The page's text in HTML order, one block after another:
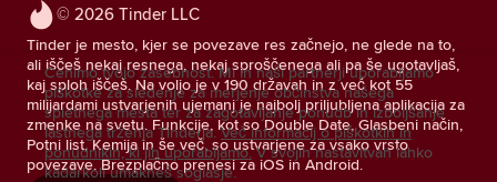
© 2026 Tinder LLC
Tinder je mesto, kjer se povezave res začnejo, ne glede na to,
ali iščeš nekaj resnega, nekaj sproščenega ali pa še ugotavljaš,
kaj sploh iščeš. Na voljo je v 190 državah in z več kot 55
milijardami ustvarjenih ujemanj je najbolj priljubljena aplikacija za
zmenke na svetu. Funkcije, kot so Double Date, Glasbeni način,
Potni list, Kemija in še več, so ustvarjene za vsako vrsto
povezave. Brezplačno prenesi za iOS in Android.
Cenimo tvojo zasebnost. Mi in naši partnerji uporabljamo
piškotke za sledenje za merjenje občinstva našega
spletnega mesta ter za zagotavljanje ponudb in izboljšanje
lastnega trženja Tinderja. Več informacij o piškotkih in
ponudnikih, ki jih uporabljamo. V svojih nastavitvah lahko
kadarkoli umakneš soglasje.